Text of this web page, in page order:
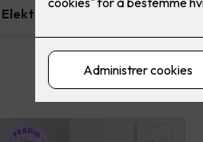
Elektromateriell